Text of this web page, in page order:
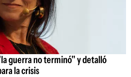
guerra no terminó" y detalló
la crisis